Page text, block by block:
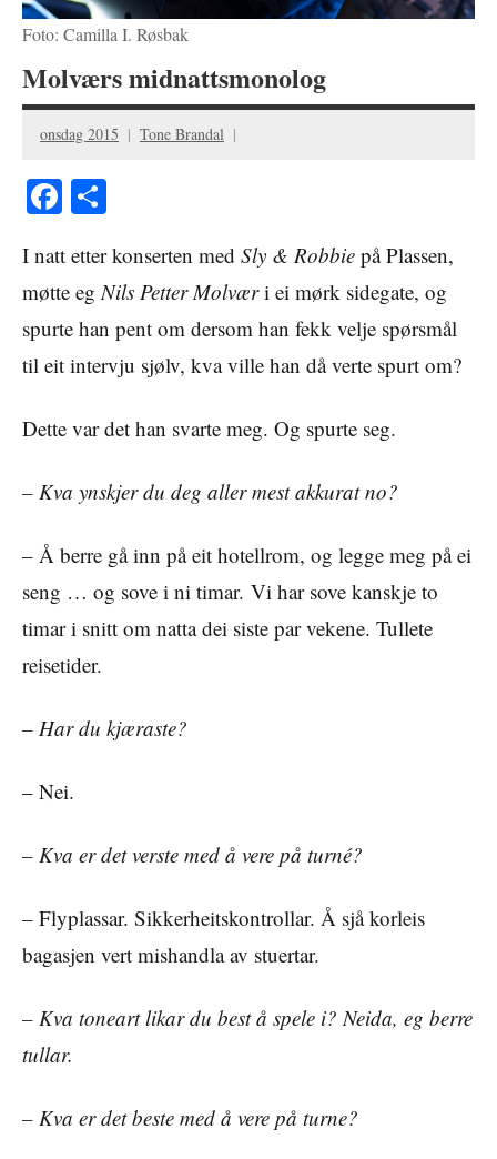
Foto: Camilla I. Røsbak
Molværs midnattsmonolog
onsdag 2015 Tone Brandal
Facebook
I natt etter konserten med Sly & Robbie på Plassen,
møtte eg Nils Petter Molværi ei mørk sidegate, og
spurte han pent om dersom han fekk velje spørsmål
til eit intervju sjølv, kva ville han då verte spurt om?
Dette var det han svarte meg. Og spurte seg.
– Kva ynskjer du deg aller mest akkurat no?
– Å berre gå inn på eit hotellrom, og legge meg på ei
seng … og sove i ni timar. Vi har sove kanskje to
timar i snitt om natta dei siste par vekene. Tullete
reisetider.
– Har du kjæraste?
– Nei.
– Kva er det verste med å vere på turné?
– Flyplassar. Sikkerheitskontrollar. Å sjå korleis
bagasjen vert mishandla av stuertar.
– Kva toneart likar du best å spele i? Neida, eg berre
tullar.
– Kva er det beste med å vere på turne?